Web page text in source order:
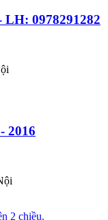
0978291282
2016